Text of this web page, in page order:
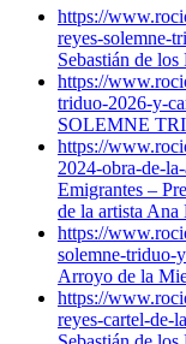
https://
reyes-solemne-
Sebastián de
https://
triduo-2026-y-
SOLEMNE
https://
2024-obra-de-
Emigrantes –
de la artista
https://
solemne-triduo-
Arroyo de la
https://
reyes-cartel-de-